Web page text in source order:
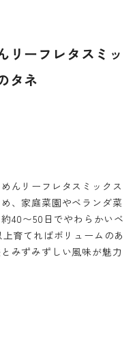
リーフレタスミッ
タネ
んリーフレタスミックス
、家庭菜園やベランダ菜
40〜50日でやわらかいベ
育てればボリュームのあ
みずみずしい風味が魅力